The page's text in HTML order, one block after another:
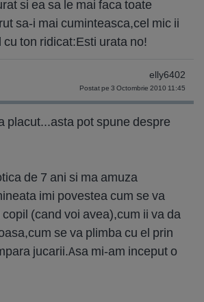
si ea sa le mai faca toate
sa-i mai cuminteasca,cel mic ii
ton ridicat:Esti urata no!
elly6402
Postat pe 3 Octombrie 2010 11:45
placut...asta pot spune despre
de 7 ani si ma amuza
imi povestea cum se va
(cand voi avea),cum ii va da
se va plimba cu el prin
jucarii.Asa mi-am inceput o